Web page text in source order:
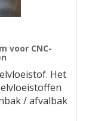
voor CNC-
Het
/ afvalbak